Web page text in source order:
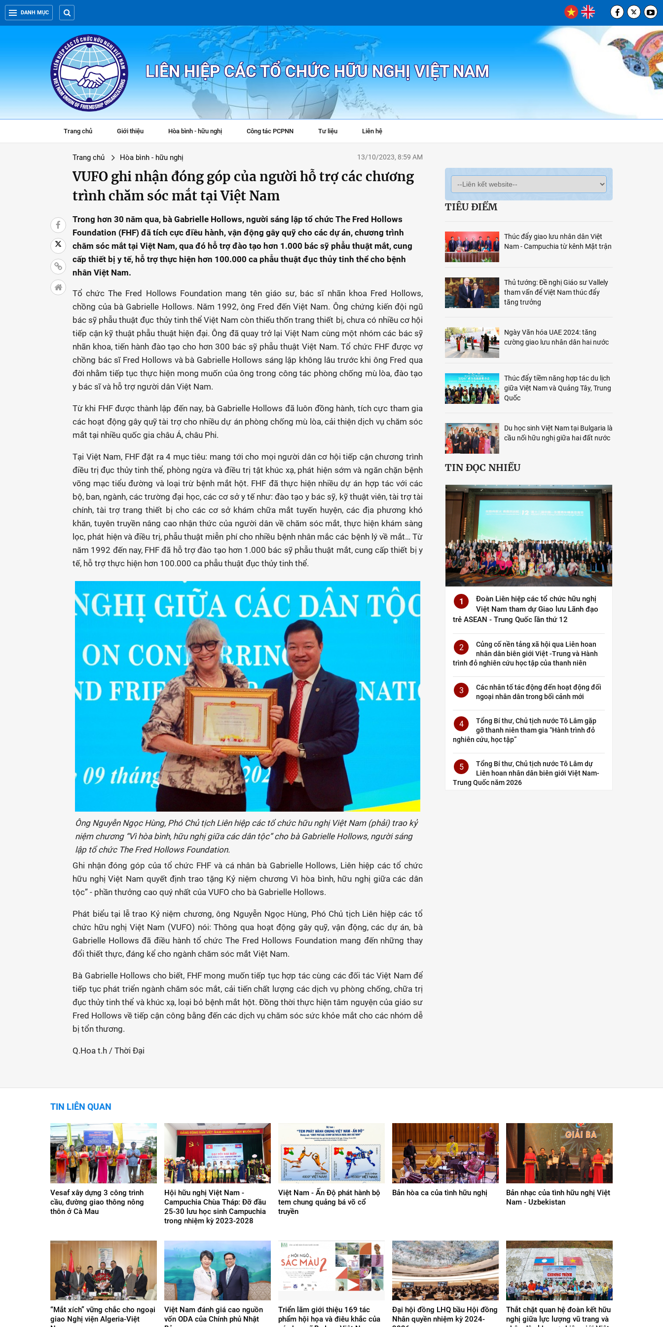
DANH MỤC
LIÊN HIỆP CÁC TỔ CHỨC HỮU NGHỊ VIỆT NAM
Trang chủ Giới thiệu Hòa bình - hữu nghị Công tác PCPNN Tư liệu Liên hệ
Trang chủ Hòa bình - hữu nghị 13/10/2023, 8:59 AM
VUFO ghi nhận đóng góp của người hỗ trợ các chương
trình chăm sóc mắt tại Việt Nam
Trong hơn 30 năm qua, bà Gabrielle Hollows, người sáng lập tổ chức The Fred Hollows
Foundation (FHF) đã tích cực điều hành, vận động gây quỹ cho các dự án, chương trình
chăm sóc mắt tại Việt Nam, qua đó hỗ trợ đào tạo hơn 1.000 bác sỹ phẫu thuật mắt, cung
cấp thiết bị y tế, hỗ trợ thực hiện hơn 100.000 ca phẫu thuật đục thủy tinh thể cho bệnh
nhân Việt Nam.
Tổ chức The Fred Hollows Foundation mang tên giáo sư, bác sĩ nhãn khoa Fred Hollows,
chồng của bà Gabrielle Hollows. Năm 1992, ông Fred đến Việt Nam. Ông chứng kiến đội ngũ
bác sỹ phẫu thuật đục thủy tinh thể Việt Nam còn thiếu thốn trang thiết bị, chưa có nhiều cơ hội
tiếp cận kỹ thuật phẫu thuật hiện đại. Ông đã quay trở lại Việt Nam cùng một nhóm các bác sỹ
nhãn khoa, tiến hành đào tạo cho hơn 300 bác sỹ phẫu thuật Việt Nam. Tổ chức FHF được vợ
chồng bác sĩ Fred Hollows và bà Gabrielle Hollows sáng lập không lâu trước khi ông Fred qua
đời nhằm tiếp tục thực hiện mong muốn của ông trong công tác phòng chống mù lòa, đào tạo
y bác sĩ và hỗ trợ người dân Việt Nam.
Từ khi FHF được thành lập đến nay, bà Gabrielle Hollows đã luôn đồng hành, tích cực tham gia
các hoạt động gây quỹ tài trợ cho nhiều dự án phòng chống mù lòa, cải thiện dịch vụ chăm sóc
mắt tại nhiều quốc gia châu Á, châu Phi.
Tại Việt Nam, FHF đặt ra 4 mục tiêu: mang tới cho mọi người dân cơ hội tiếp cận chương trình
điều trị đục thủy tinh thể, phòng ngừa và điều trị tật khúc xạ, phát hiện sớm và ngăn chặn bệnh
võng mạc tiểu đường và loại trừ bệnh mắt hột. FHF đã thực hiện nhiều dự án hợp tác với các
bộ, ban, ngành, các trường đại học, các cơ sở y tế như: đào tạo y bác sỹ, kỹ thuật viên, tài trợ tài
chính, tài trợ trang thiết bị cho các cơ sở khám chữa mắt tuyến huyện, các địa phương khó
khăn, tuyên truyền nâng cao nhận thức của người dân về chăm sóc mắt, thực hiện khám sàng
lọc, phát hiện và điều trị, phẫu thuật miễn phí cho nhiều bệnh nhân mắc các bệnh lý về mắt… Từ
năm 1992 đến nay, FHF đã hỗ trợ đào tạo hơn 1.000 bác sỹ phẫu thuật mắt, cung cấp thiết bị y
tế, hỗ trợ thực hiện hơn 100.000 ca phẫu thuật đục thủy tinh thể.
Ông Nguyễn Ngọc Hùng, Phó Chủ tịch Liên hiệp các tổ chức hữu nghị Việt Nam (phải) trao kỷ
niệm chương “Vì hòa bình, hữu nghị giữa các dân tộc” cho bà Gabrielle Hollows, người sáng
lập tổ chức The Fred Hollows Foundation.
Ghi nhận đóng góp của tổ chức FHF và cá nhân bà Gabrielle Hollows, Liên hiệp các tổ chức
hữu nghị Việt Nam quyết định trao tặng Kỷ niệm chương Vì hòa bình, hữu nghị giữa các dân
tộc” - phần thưởng cao quý nhất của VUFO cho bà Gabrielle Hollows.
Phát biểu tại lễ trao Kỷ niệm chương, ông Nguyễn Ngọc Hùng, Phó Chủ tịch Liên hiệp các tổ
chức hữu nghị Việt Nam (VUFO) nói: Thông qua hoạt động gây quỹ, vận động, các dự án, bà
Gabrielle Hollows đã điều hành tổ chức The Fred Hollows Foundation mang đến những thay
đổi thiết thực, đáng kể cho ngành chăm sóc mắt Việt Nam.
Bà Gabrielle Hollows cho biết, FHF mong muốn tiếp tục hợp tác cùng các đối tác Việt Nam để
tiếp tục phát triển ngành chăm sóc mắt, cải tiến chất lượng các dịch vụ phòng chống, chữa trị
đục thủy tinh thể và khúc xạ, loại bỏ bệnh mắt hột. Đồng thời thực hiện tâm nguyện của giáo sư
Fred Hollows về tiếp cận công bằng đến các dịch vụ chăm sóc sức khỏe mắt cho các nhóm dễ
bị tổn thương.
Q.Hoa t.h / Thời Đại
TIÊU ĐIỂM
Thúc đẩy giao lưu nhân dân Việt
Nam - Campuchia từ kênh Mặt trận
Thủ tướng: Đề nghị Giáo sư Vallely
tham vấn để Việt Nam thúc đẩy
tăng trưởng
Ngày Văn hóa UAE 2024: tăng
cường giao lưu nhân dân hai nước
Thúc đẩy tiềm năng hợp tác du lịch
giữa Việt Nam và Quảng Tây, Trung
Quốc
Du học sinh Việt Nam tại Bulgaria là
cầu nối hữu nghị giữa hai đất nước
TIN ĐỌC NHIỀU
1
Đoàn Liên hiệp các tổ chức hữu nghị
Việt Nam tham dự Giao lưu Lãnh đạo
trẻ ASEAN - Trung Quốc lần thứ 12
2
Củng cố nền tảng xã hội qua Liên hoan
nhân dân biên giới Việt -Trung và Hành
trình đỏ nghiên cứu học tập của thanh niên
3
Các nhân tố tác động đến hoạt động đối
ngoại nhân dân trong bối cảnh mới
4
Tổng Bí thư, Chủ tịch nước Tô Lâm gặp
gỡ thanh niên tham gia “Hành trình đỏ
nghiên cứu, học tập”
5
Tổng Bí thư, Chủ tịch nước Tô Lâm dự
Liên hoan nhân dân biên giới Việt Nam-
Trung Quốc năm 2026
TIN LIÊN QUAN
Vesaf xây dựng 3 công trình
cầu, đường giao thông nông
thôn ở Cà Mau
Hội hữu nghị Việt Nam -
Campuchia Chùa Tháp: Đỡ đầu
25-30 lưu học sinh Campuchia
trong nhiệm kỳ 2023-2028
Việt Nam - Ấn Độ phát hành bộ
tem chung quảng bá võ cổ
truyền
Bản hòa ca của tình hữu nghị
Bản nhạc của tình hữu nghị Việt
Nam - Uzbekistan
“Mắt xích” vững chắc cho ngoại
giao Nghị viện Algeria-Việt
Việt Nam đánh giá cao nguồn
vốn ODA của Chính phủ Nhật
Triển lãm giới thiệu 169 tác
phẩm hội họa và điêu khắc của
Đại hội đồng LHQ bầu Hội đồng
Nhân quyền nhiệm kỳ 2024-
Thắt chặt quan hệ đoàn kết hữu
nghị giữa lực lượng vũ trang và